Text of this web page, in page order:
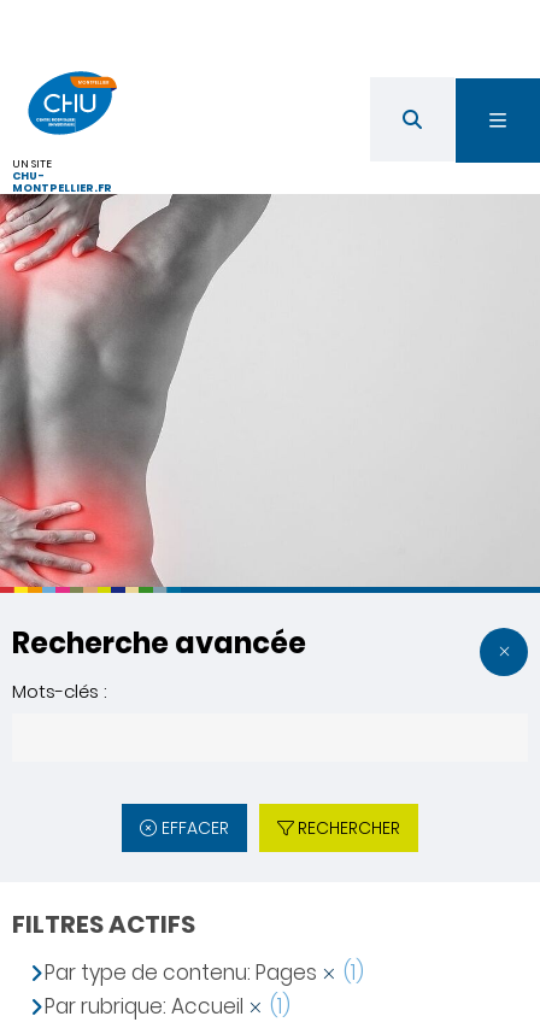
UN SITE
CHU-
MONTPELLIER.FR
Recherche avancée
Mots-clés :
EFFACER RECHERCHER
FILTRES ACTIFS
Par type de contenu: Pages
(1)
Par rubrique: Accueil
(1)